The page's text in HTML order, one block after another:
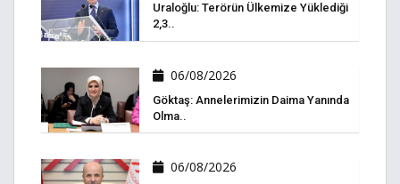
Uraloğlu: Terörün Ülkemize Yüklediği
2,3..
06/08/2026
Göktaş: Annelerimizin Daima Yanında
Olma..
06/08/2026